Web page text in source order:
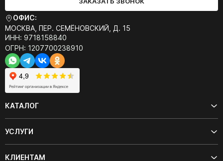
ОФИС:
МОСКВА, ПЕР. СЕМЁНОВСКИЙ, Д. 15
ИНН: 9718158840
ОГРН: 1207700238910
КАТАЛОГ
УСЛУГИ
КЛИЕНТАМ